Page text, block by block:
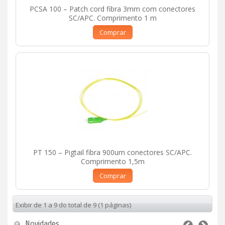
PCSA 100 – Patch cord fibra 3mm com conectores
SC/APC. Comprimento 1 m
Comprar
PT 150 – Pigtail fibra 900um conectores SC/APC.
Comprimento 1,5m
Comprar
Exibir de 1 a 9 do total de 9 (1 páginas)